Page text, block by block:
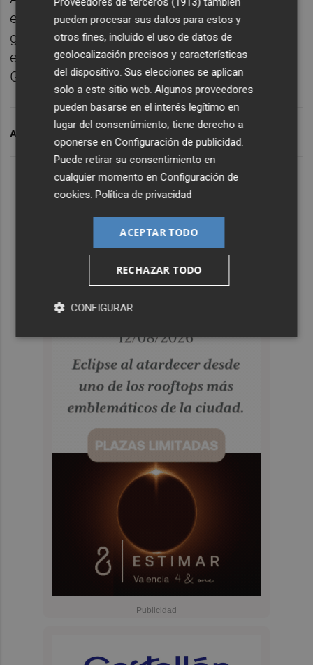
elecciones generales y que lo convertirán,
gracias a la confianza de la mayoría de los
españoles, en el próximo presidente del
Gobierno”.
ARCHIVADO EN
pueden procesar sus datos para estos y
otros fines, incluido el uso de datos de
geolocalización precisos y características
del dispositivo. Sus elecciones se aplican
solo a este sitio web. Algunos proveedores
pueden basarse en el interés legítimo en
lugar del consentimiento; tiene derecho a
oponerse enConfiguración de publicidad
Puede retirar su consentimiento en
cualquier momento enConfiguración de
cookies .Política de privacidad
ACEPTAR TODO
RECHAZAR TODO
CONFIGURAR